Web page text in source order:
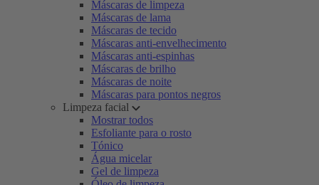
Máscaras de limpeza
Máscaras de lama
Máscaras de tecido
Máscaras anti-envelhecimento
Máscaras anti-espinhas
Máscaras de brilho
Máscaras de noite
Máscaras para pontos negros
Limpeza facial
Mostrar todos
Esfoliante para o rosto
Tónico
Água micelar
Gel de limpeza